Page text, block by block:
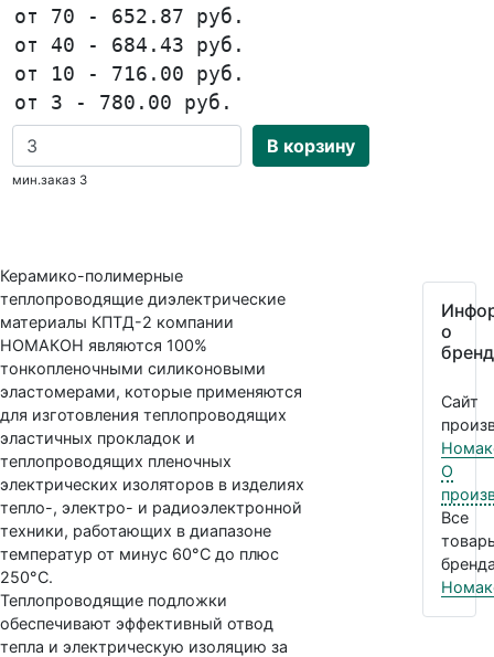
от 70 - 652.87 руб.
от 40 - 684.43 руб.
от 10 - 716.00 руб.
от 3 - 780.00 руб.
В корзину
мин.заказ 3
Керамико-полимерные
теплопроводящие диэлектрические
материалы КПТД-2 компании
НОМАКОН являются 100%
тонкопленочными силиконовыми
эластомерами, которые применяются
для изготовления теплопроводящих
эластичных прокладок и
теплопроводящих пленочных
электрических изоляторов в изделиях
тепло-, электро- и радиоэлектронной
техники, работающих в диапазоне
температур от минус 60°С до плюс
250°С.
Теплопроводящие подложки
обеспечивают эффективный отвод
тепла и электрическую изоляцию за
о
Сайт
О
Все